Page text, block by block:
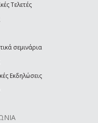
Τελετές
σεμινάρια
Εκδηλώσεις